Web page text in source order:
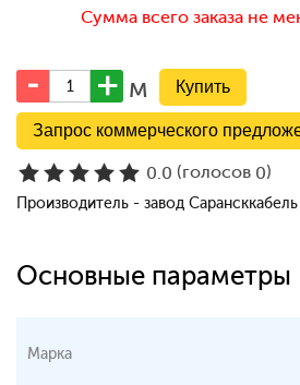
Сумма всего заказа не
м
Запрос коммерческого
0.0 (голосов 0)
Производитель - завод Сарансккабель
Основные параметры
Марка